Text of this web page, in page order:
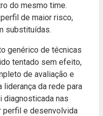
do mesmo time.
de maior risco,
substituídas.
genérico de técnicas
tentado sem efeito,
de avaliação e
da rede para
diagnosticada nas
perfil e desenvolvida